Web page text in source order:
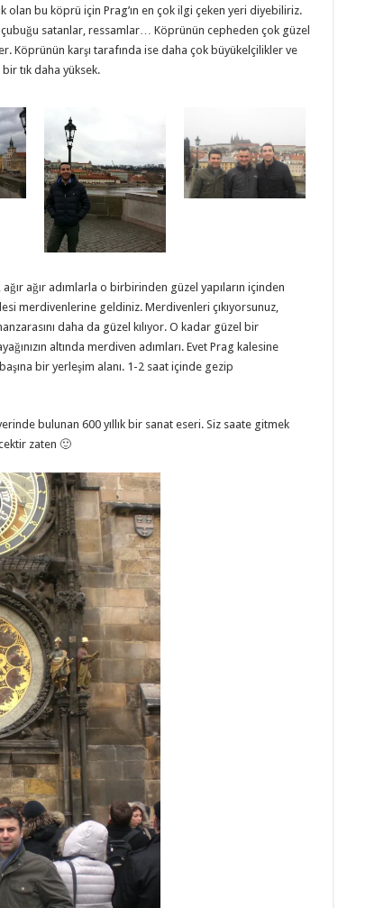
olan bu köprü için Prag’ın en çok ilgi çeken yeri diyebiliriz.
satanlar, ressamlar… Köprünün cepheden çok güzel
Köprünün karşı tarafında ise daha çok büyükelçilikler ve
tık daha yüksek.
ağır adımlarla o birbirinden güzel yapıların içinden
merdivenlerine geldiniz. Merdivenleri çıkıyorsunuz,
daha da güzel kılıyor. O kadar güzel bir
altında merdiven adımları. Evet Prag kalesine
bir yerleşim alanı. 1-2 saat içinde gezip
bulunan 600 yıllık bir sanat eseri. Siz saate gitmek
zaten 🙂